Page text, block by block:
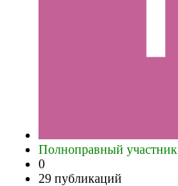
Полноправный участник
0
29 публикаций